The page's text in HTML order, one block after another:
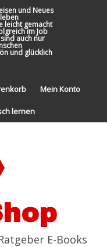
und Neues
leicht gemacht
im Job
auch nur
und glücklich
Mein Konto
lernen
E-Books